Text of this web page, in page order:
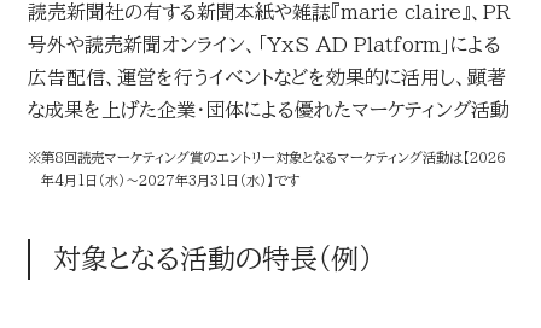
読売新聞社の有する新聞本紙や雑誌『marie claire』、PR
号外や読売新聞オンライン、「YxS AD Platform」による
広告配信、運営を行うイベントなどを効果的に活用し、顕著
な成果を上げた企業・団体による優れたマーケティング活動
※第8回読売マーケティング賞のエントリー対象となるマーケティング活動は【2026
年4月1日（水）～2027年3月31日（水）】です
対象となる活動の特長（例）